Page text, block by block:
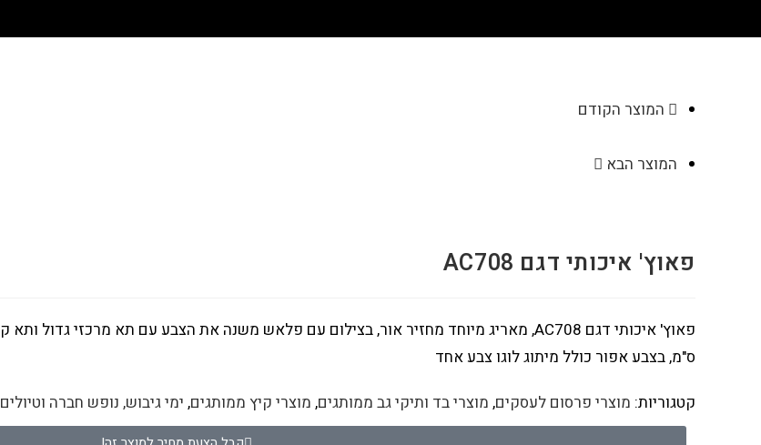
המוצר הקודם
המוצר הבא
פאוץ' איכותי דגם AC708
ס"מ, בצבע אפור כולל מיתוג לוגו צבע אחד
קטגוריות: מוצרי פרסום לעסקים, מוצרי בד ותיקי גב ממותגים, מוצרי קיץ ממותגים, ימי גיבוש, נופש חברה וטיולים